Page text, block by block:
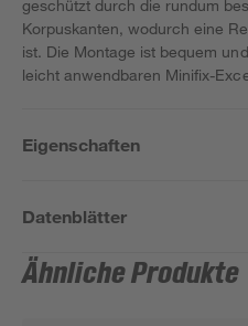
geschützt durch die rundum
Korpuskanten, wodurch eine
ist. Die Montage ist bequem
leicht anwendbaren Minifix-
Eigenschaften
Datenblätter
Ähnliche Produkte